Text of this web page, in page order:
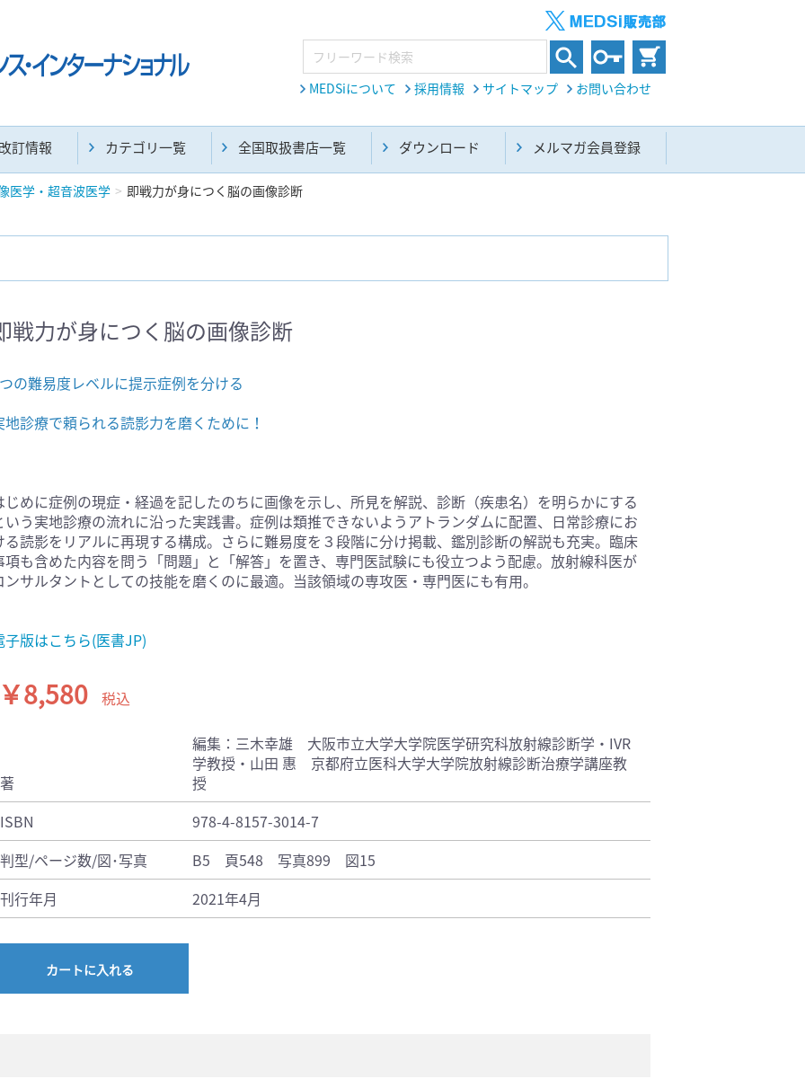
MEDSiについて 採用情報 サイトマップ お問い合わせ
訂情報 カテゴリ一覧 全国取扱書店一覧 ダウンロード メルマガ会員登録
医学・超音波医学 即戦力が身につく脳の画像診断
医学:内科系(407) 臨床医学:外科系(249)
一般(91) マルチメディア(0)
戦力が身につく脳の画像診断
の難易度レベルに提示症例を分ける
地診療で頼られる読影力を磨くために！
じめに症例の現症・経過を記したのちに画像を示し、所見を解説、診断（疾患名）を明らかにする
いう実地診療の流れに沿った実践書。症例は類推できないようアトランダムに配置、日常診療にお
る読影をリアルに再現する構成。さらに難易度を３段階に分け掲載、鑑別診断の解説も充実。臨床
項も含めた内容を問う「問題」と「解答」を置き、専門医試験にも役立つよう配慮。放射線科医が
ンサルタントとしての技能を磨くのに最適。当該領域の専攻医・専門医にも有用。
子版はこちら(医書JP)
￥8,580 税込
著
編集：三木幸雄 大阪市立大学大学院医学研究科放射線診断学・IVR
学教授・山田 惠 京都府立医科大学大学院放射線診断治療学講座教
授
ISBN
978-4-8157-3014-7
判型/ページ数/図･写真
B5 頁548 写真899 図15
刊行年月
2021年4月
カートに入れる